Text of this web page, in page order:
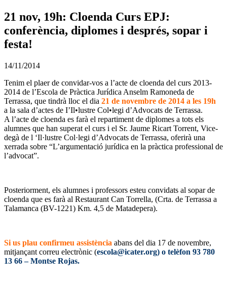
21 nov, 19h: Cloenda Curs EPJ:
conferència, diplomes i després, sopar i
festa!
14/11/2014
Tenim el plaer de convidar-vos a l’acte de cloenda del curs 2013-
2014 de l’Escola de Pràctica Jurídica Anselm Ramoneda de
Terrassa, que tindrà lloc el dia 21 de novembre de 2014 a les 19h
a la sala d’actes de I’Il•lustre Col•legi d’Advocats de Terrassa.
A l’acte de cloenda es farà el repartiment de diplomes a tots els
alumnes que han superat el curs i el Sr. Jaume Ricart Torrent, Vice-
degà de l ‘Il·lustre Col·legi d’Advocats de Terrassa, oferirà una
xerrada sobre “L’argumentació jurídica en la pràctica professional de
l’advocat”.
Posteriorment, els alumnes i professors esteu convidats al sopar de
cloenda que es farà al Restaurant Can Torrella, (Crta. de Terrassa a
Talamanca (BV-1221) Km. 4,5 de Matadepera).
Si us plau confirmeu assistència abans del dia 17 de novembre,
mitjançant correu electrònic (escola@icater.org) o telèfon 93 780
13 66 – Montse Rojas.